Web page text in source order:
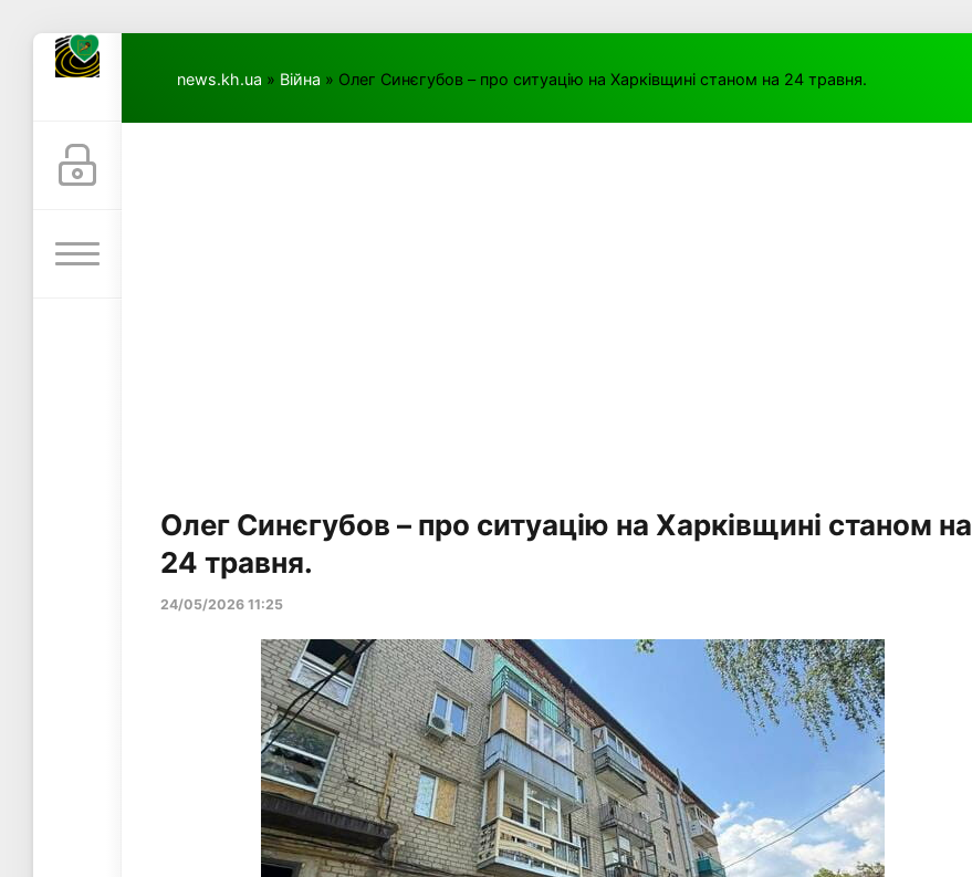
news.kh.ua » Війна » Олег Синєгубов – про ситуацію на Харківщині станом на 24 травня.
Олег Синєгубов – про ситуацію на Харківщині станом на
24 травня.
24/05/2026 11:25